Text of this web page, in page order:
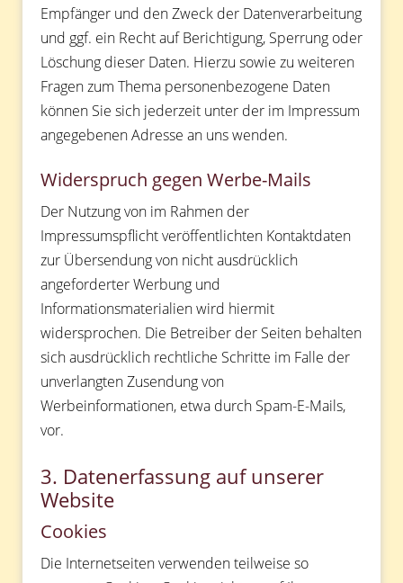
Empfänger und den Zweck der Datenverarbeitung
und ggf. ein Recht auf Berichtigung, Sperrung oder
Löschung dieser Daten. Hierzu sowie zu weiteren
Fragen zum Thema personenbezogene Daten
können Sie sich jederzeit unter der im Impressum
angegebenen Adresse an uns wenden.
Widerspruch gegen Werbe-Mails
Der Nutzung von im Rahmen der
Impressumspflicht veröffentlichten Kontaktdaten
zur Übersendung von nicht ausdrücklich
angeforderter Werbung und
Informationsmaterialien wird hiermit
widersprochen. Die Betreiber der Seiten behalten
sich ausdrücklich rechtliche Schritte im Falle der
unverlangten Zusendung von
Werbeinformationen, etwa durch Spam-E-Mails,
vor.
3. Datenerfassung auf unserer
Website
Cookies
Die Internetseiten verwenden teilweise so